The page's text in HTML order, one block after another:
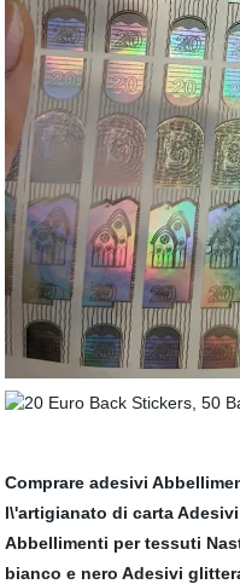
Comprare adesivi
l\'artigianato di carta
Abbellimenti per tessuti
bianco e nero Adesivi